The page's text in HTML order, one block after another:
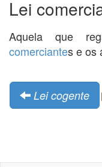
Lei
Aquela que
comerciantes e os
Lei cogente |